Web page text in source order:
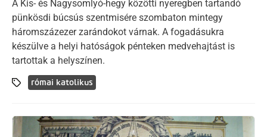
A Kis- és Nagysomlyó-hegy közötti nyeregben tartandó
pünkösdi búcsús szentmisére szombaton mintegy
háromszázezer zarándokot várnak. A fogadásukra
készülve a helyi hatóságok pénteken medvehajtást is
tartottak a helyszínen.
római katolikus